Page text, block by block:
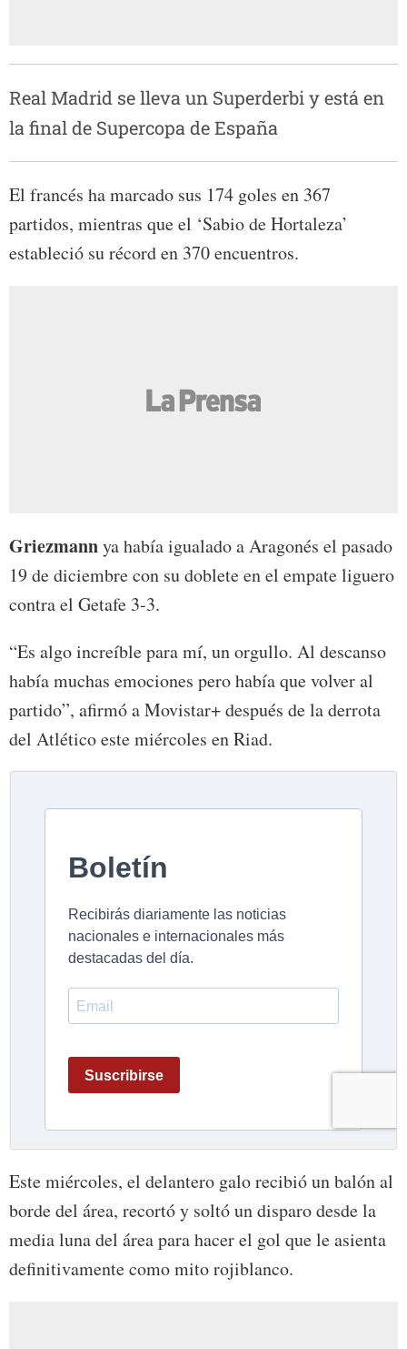
Real Madrid se lleva un Superderbi y está en
la final de Supercopa de España
El francés ha marcado sus 174 goles en 367
partidos, mientras que el ‘Sabio de Hortaleza’
estableció su récord en 370 encuentros.
Griezmannya había igualado a Aragonés el pasado
19 de diciembre con su doblete en el empate liguero
contra el Getafe 3-3.
“Es algo increíble para mí, un orgullo. Al descanso
había muchas emociones pero había que volver al
partido”, afirmó a Movistar+ después de la derrota
del Atlético este miércoles en Riad.
Este miércoles, el delantero galo recibió un balón al
borde del área, recortó y soltó un disparo desde la
media luna del área para hacer el gol que le asienta
definitivamente como mito rojiblanco.